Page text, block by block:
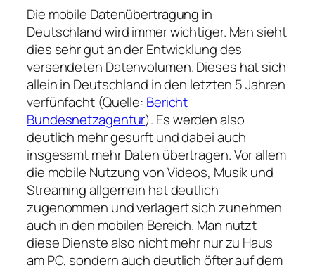
Die mobile Datenübertragung in
Deutschland wird immer wichtiger. Man sieht
dies sehr gut an der Entwicklung des
versendeten Datenvolumen. Dieses hat sich
allein in Deutschland in den letzten 5 Jahren
verfünfacht (Quelle: Bericht
Bundesnetzagentur). Es werden also
deutlich mehr gesurft und dabei auch
insgesamt mehr Daten übertragen. Vor allem
die mobile Nutzung von Videos, Musik und
Streaming allgemein hat deutlich
zugenommen und verlagert sich zunehmen
auch in den mobilen Bereich. Man nutzt
diese Dienste also nicht mehr nur zu Haus
am PC, sondern auch deutlich öfter auf dem